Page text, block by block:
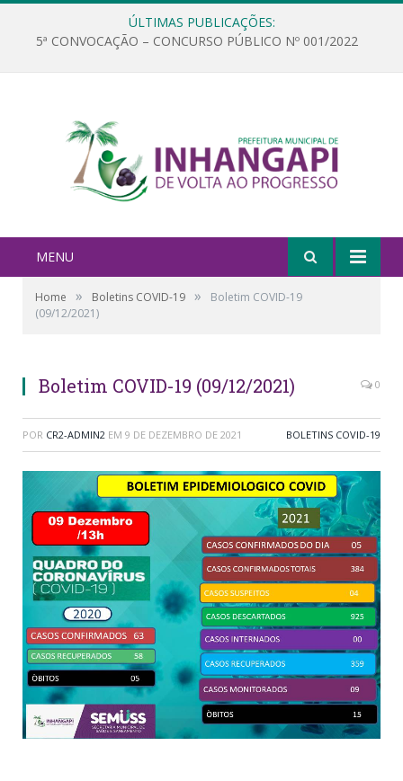
ÚLTIMAS PUBLICAÇÕES:
5ª CONVOCAÇÃO – CONCURSO PÚBLICO Nº 001/2022
MENU
Home » Boletins COVID-19 »
Boletim COVID-19
(09/12/2021)
Boletim COVID-19 (09/12/2021) 0
POR CR2-ADMIN2 EM 9 DE DEZEMBRO DE 2021 BOLETINS COVID-19